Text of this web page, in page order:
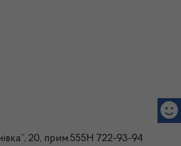
20, прим.555Н 722-93-94